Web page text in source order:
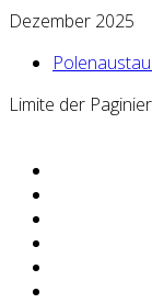
Dezember 2025
Limite der